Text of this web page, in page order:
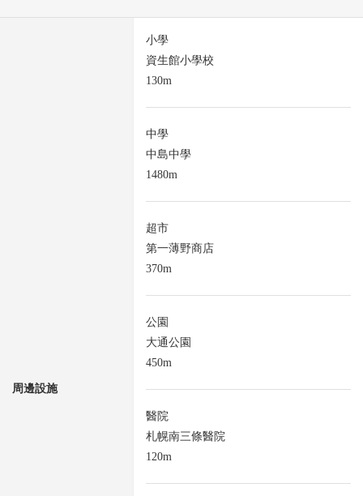
周邊設施
小學
資生館小學校
130m
中學
中島中學
1480m
超市
第一薄野商店
370m
公園
大通公園
450m
醫院
札幌南三條醫院
120m